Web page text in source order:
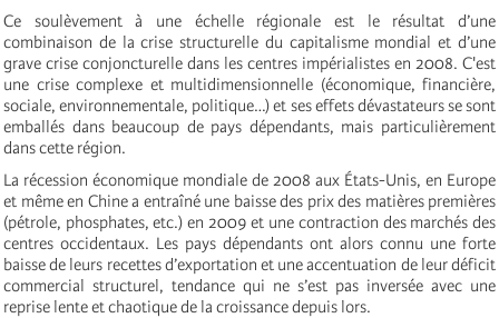
Ce soulèvement à une échelle régionale est le résultat d’une
combinaison de la crise structurelle du capitalisme mondial et d’une
grave crise conjoncturelle dans les centres impérialistes en 2008. C'est
une crise complexe et multidimensionnelle (économique, financière,
sociale, environnementale, politique…) et ses effets dévastateurs se sont
emballés dans beaucoup de pays dépendants, mais particulièrement
dans cette région.
La récession économique mondiale de 2008 aux États-Unis, en Europe
et même en Chine a entraîné une baisse des prix des matières premières
(pétrole, phosphates, etc.) en 2009 et une contraction des marchés des
centres occidentaux. Les pays dépendants ont alors connu une forte
baisse de leurs recettes d’exportation et une accentuation de leur déficit
commercial structurel, tendance qui ne s’est pas inversée avec une
reprise lente et chaotique de la croissance depuis lors.